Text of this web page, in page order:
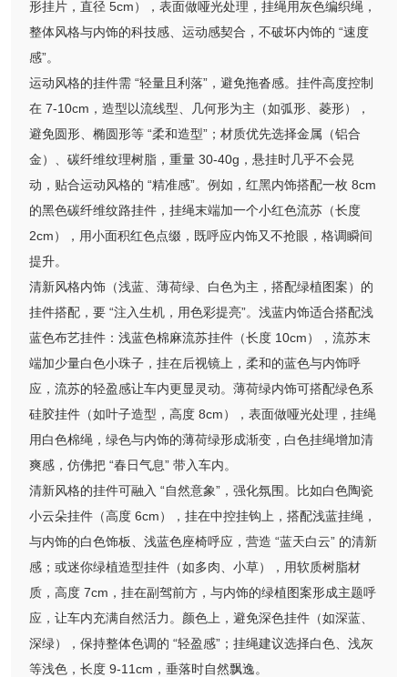
形挂片，直径 5cm），表面做哑光处理，挂绳用灰色编织绳，
整体风格与内饰的科技感、运动感契合，不破坏内饰的 “速度
感”。
运动风格的挂件需 “轻量且利落”，避免拖沓感。挂件高度控制
在 7-10cm，造型以流线型、几何形为主（如弧形、菱形），
避免圆形、椭圆形等 “柔和造型”；材质优先选择金属（铝合
金）、碳纤维纹理树脂，重量 30-40g，悬挂时几乎不会晃
动，贴合运动风格的 “精准感”。例如，红黑内饰搭配一枚 8cm
的黑色碳纤维纹路挂件，挂绳末端加一个小红色流苏（长度
2cm），用小面积红色点缀，既呼应内饰又不抢眼，格调瞬间
提升。
清新风格内饰（浅蓝、薄荷绿、白色为主，搭配绿植图案）的
挂件搭配，要 “注入生机，用色彩提亮”。浅蓝内饰适合搭配浅
蓝色布艺挂件：浅蓝色棉麻流苏挂件（长度 10cm），流苏末
端加少量白色小珠子，挂在后视镜上，柔和的蓝色与内饰呼
应，流苏的轻盈感让车内更显灵动。薄荷绿内饰可搭配绿色系
硅胶挂件（如叶子造型，高度 8cm），表面做哑光处理，挂绳
用白色棉绳，绿色与内饰的薄荷绿形成渐变，白色挂绳增加清
爽感，仿佛把 “春日气息” 带入车内。
清新风格的挂件可融入 “自然意象”，强化氛围。比如白色陶瓷
小云朵挂件（高度 6cm），挂在中控挂钩上，搭配浅蓝挂绳，
与内饰的白色饰板、浅蓝色座椅呼应，营造 “蓝天白云” 的清新
感；或迷你绿植造型挂件（如多肉、小草），用软质树脂材
质，高度 7cm，挂在副驾前方，与内饰的绿植图案形成主题呼
应，让车内充满自然活力。颜色上，避免深色挂件（如深蓝、
深绿），保持整体色调的 “轻盈感”；挂绳建议选择白色、浅灰
等浅色，长度 9-11cm，垂落时自然飘逸。